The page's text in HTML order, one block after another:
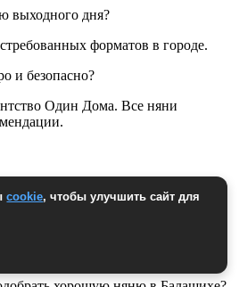
выходного дня?
форматов в городе.
и безопасно?
Один Дома. Все няни
cookie, чтобы улучшить сайт для